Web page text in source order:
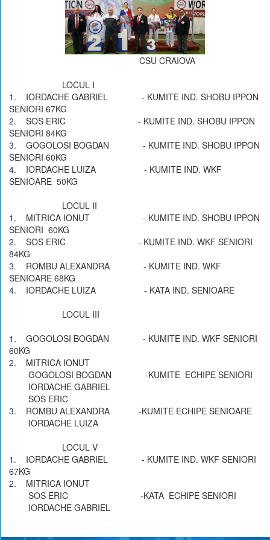
CSU CRAIOVA
LOCUL I
1. IORDACHE GABRIEL - KUMITE IND. SHOBU IPPON
SENIORI 67KG
2. SOS ERIC - KUMITE IND. SHOBU IPPON
SENIORI 84KG
3. GOGOLOSI BOGDAN - KUMITE IND. SHOBU IPPON
SENIORI 60KG
4. IORDACHE LUIZA - KUMITE IND. WKF
SENIOARE 50KG
LOCUL II
1. MITRICA IONUT - KUMITE IND. SHOBU IPPON
SENIORI 60KG
2. SOS ERIC - KUMITE IND. WKF SENIORI
84KG
3. ROMBU ALEXANDRA - KUMITE IND. WKF
SENIOARE 68KG
4. IORDACHE LUIZA - KATA IND. SENIOARE
LOCUL III
1. GOGOLOSI BOGDAN - KUMITE IND. WKF SENIORI
60KG
2. MITRICA IONUT
GOGOLOSI BOGDAN -KUMITE ECHIPE SENIORI
IORDACHE GABRIEL
SOS ERIC
3. ROMBU ALEXANDRA -KUMITE ECHIPE SENIOARE
IORDACHE LUIZA
LOCUL V
1. IORDACHE GABRIEL - KUMITE IND. WKF SENIORI
67KG
2. MITRICA IONUT
SOS ERIC -KATA ECHIPE SENIORI
IORDACHE GABRIEL